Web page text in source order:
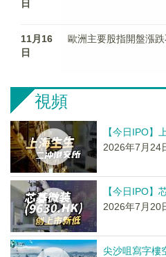
日
11月16
日
歐洲主要股指開盤漲
視頻
【今日IPO】
2026年7月24
【今日IPO】
2026年7月20
尖沙咀寫字樓